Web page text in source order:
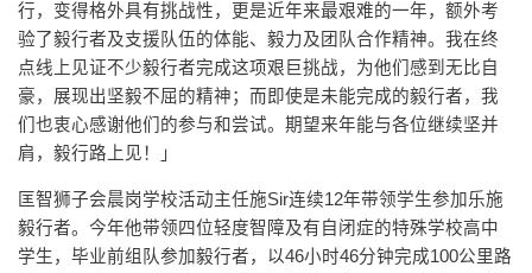
行，变得格外具有挑战性，更是近年来最艰难的一年，额外考
验了毅行者及支援队伍的体能、毅力及团队合作精神。我在终
点线上见证不少毅行者完成这项艰巨挑战，为他们感到无比自
豪，展现出坚毅不屈的精神；而即使是未能完成的毅行者，我
们也衷心感谢他们的参与和尝试。期望来年能与各位继续坚并
肩，毅行路上见！」
匡智狮子会晨岗学校活动主任施Sir连续12年带领学生参加乐施
毅行者。今年他带领四位轻度智障及有自闭症的特殊学校高中
学生，毕业前组队参加毅行者，以46小时46分钟完成100公里路